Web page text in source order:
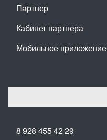
Партнер
Кабинет партнера
Мобильное приложение
8 928 455 42 29